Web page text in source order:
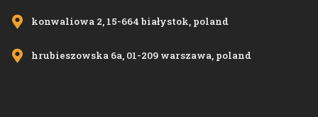
konwaliowa 2, 15-664 białystok, poland
hrubieszowska 6a, 01-209 warszawa, poland